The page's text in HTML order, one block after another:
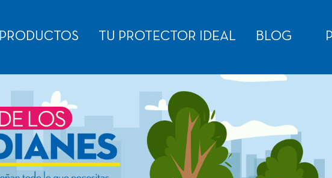
PRODUCTOS TU PROTECTOR IDEAL BLOG